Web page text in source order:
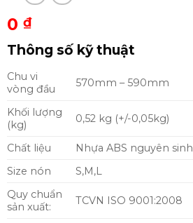
0 ₫
Thông số kỹ thuật
Chu vi
vòng đầu
570mm – 590mm
Khối lượng
(kg)
0,52 kg (+/-0,05kg)
Chất liệu
Nhựa ABS nguyên sinh
Size nón
S,M,L
Quy chuẩn
sản xuất:
TCVN ISO 9001:2008